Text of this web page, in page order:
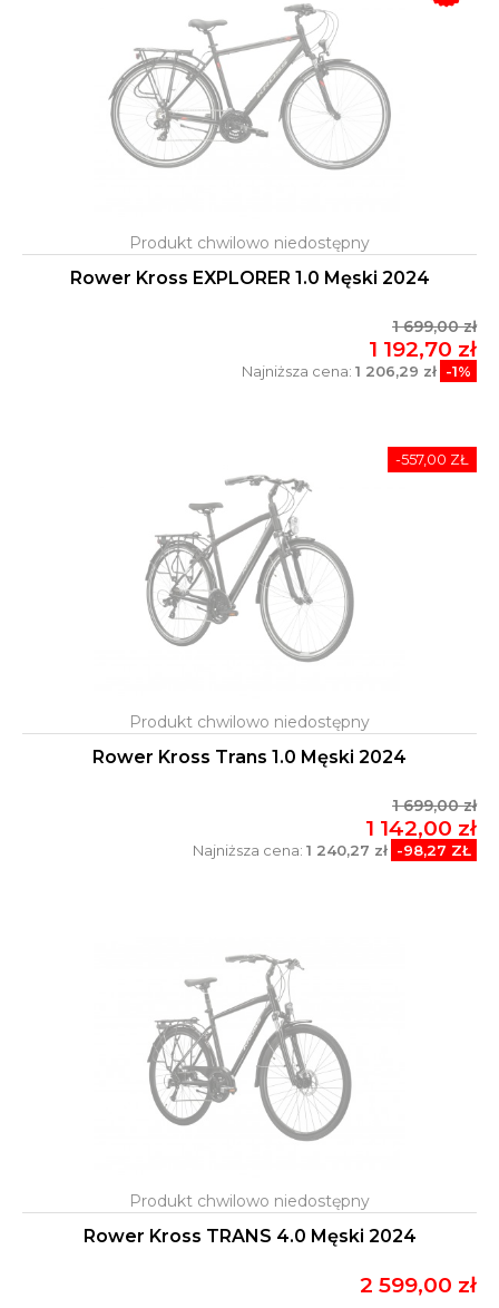
Rower Kross EXPLORER 1.0 Męski 2024
1 699,00 zł
1 192,70 zł
Najniższa cena: 1 206,29 zł -1%
Rower Kross Trans 1.0 Męski 2024
1 699,00 zł
1 142,00 zł
Najniższa cena: 1 240,27 zł -98,27 ZŁ
-557,00 ZŁ
Rower Kross TRANS 4.0 Męski 2024
2 599,00 zł